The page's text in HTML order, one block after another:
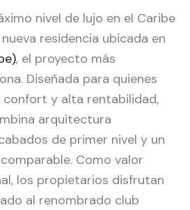
nivel de lujo en el Caribe
residencia ubicada en
, el proyecto más
Diseñada para quienes
confort y alta rentabilidad,
arquitectura
de primer nivel y un
Como valor
los propietarios disfrutan
al renombrado club